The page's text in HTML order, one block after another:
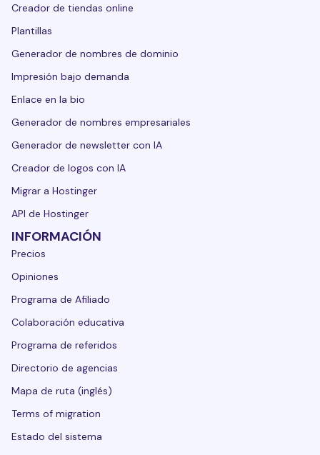
Creador de tiendas online
Plantillas
Generador de nombres de dominio
Impresión bajo demanda
Enlace en la bio
Generador de nombres empresariales
Generador de newsletter con IA
Creador de logos con IA
Migrar a Hostinger
API de Hostinger
INFORMACIÓN
Precios
Opiniones
Programa de Afiliado
Colaboración educativa
Programa de referidos
Directorio de agencias
Mapa de ruta (inglés)
Terms of migration
Estado del sistema